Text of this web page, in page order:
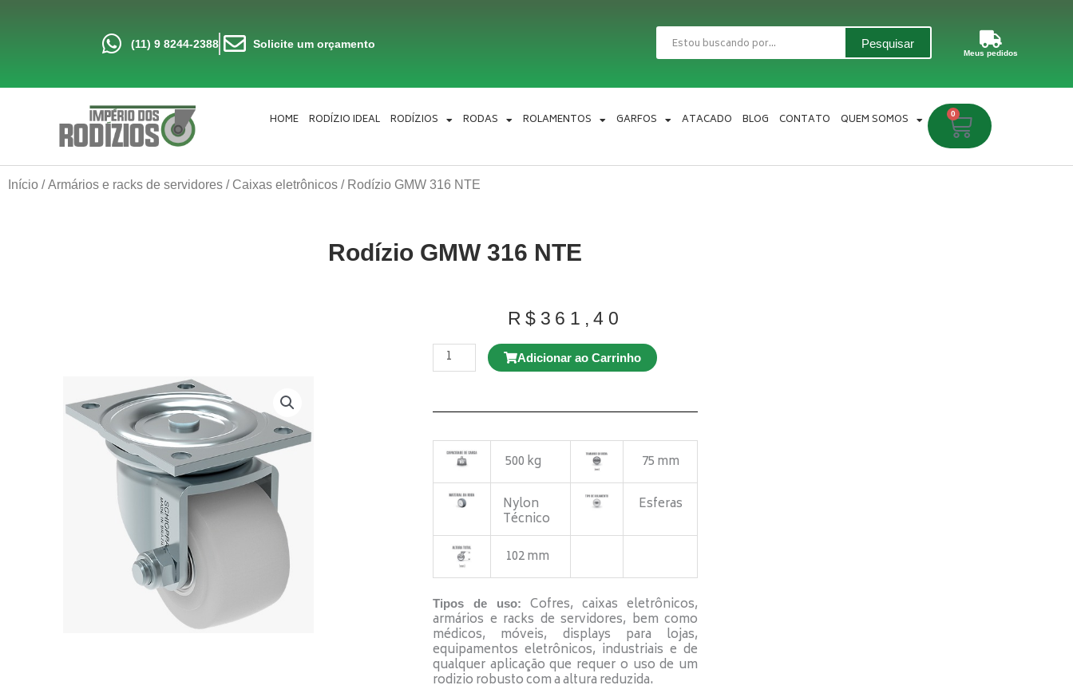
(11) 9 8244-2388 Solicite um orçamento
Pesquisar
Pesquisar
Meus pedidos
HOME RODÍZIO IDEAL RODÍZIOS RODAS ROLAMENTOS GARFOS ATACADO BLOG CONTATO QUEM SOMOS 0
Carrinho
Início /Armários e racks de servidores / Caixas eletrônicos / Rodízio GMW 316 NTE
Rodízio GMW 316 NTE
R$ 361,40
Rodízio
GD
E12
Espiga
Adicionar ao Carrinho
500 kg
75 mm
Nylon
Técnico
Esferas
102 mm
Tipos de uso: Cofres, caixas eletrônicos,
armários e racks de servidores, bem como
médicos, móveis, displays para lojas,
equipamentos eletrônicos, industriais e de
qualquer aplicação que requer o uso de um
rodizio robusto com a altura reduzida.